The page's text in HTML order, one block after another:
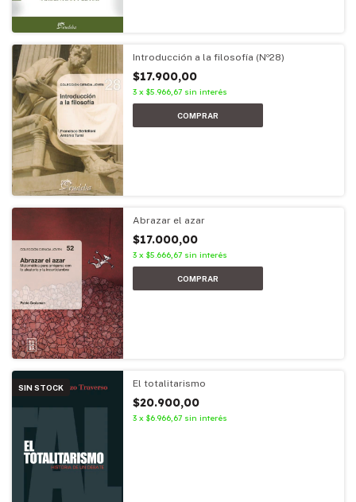
Introducción a la filosofía (Nº28)
$17.900,00
3 x $5.966,67 sin interés
Abrazar el azar
$17.000,00
3 x $5.666,67 sin interés
SIN STOCK El totalitarismo
$20.900,00
3 x $6.966,67 sin interés